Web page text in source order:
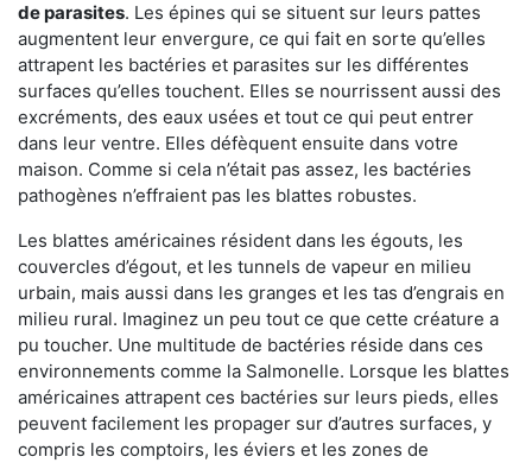
de parasites. Les épines qui se situent sur leurs pattes
augmentent leur envergure, ce qui fait en sorte qu’elles
attrapent les bactéries et parasites sur les différentes
surfaces qu’elles touchent. Elles se nourrissent aussi des
excréments, des eaux usées et tout ce qui peut entrer
dans leur ventre. Elles défèquent ensuite dans votre
maison. Comme si cela n’était pas assez, les bactéries
pathogènes n’effraient pas les blattes robustes.
Les blattes américaines résident dans les égouts, les
couvercles d’égout, et les tunnels de vapeur en milieu
urbain, mais aussi dans les granges et les tas d’engrais en
milieu rural. Imaginez un peu tout ce que cette créature a
pu toucher. Une multitude de bactéries réside dans ces
environnements comme la Salmonelle. Lorsque les blattes
américaines attrapent ces bactéries sur leurs pieds, elles
peuvent facilement les propager sur d’autres surfaces, y
compris les comptoirs, les éviers et les zones de